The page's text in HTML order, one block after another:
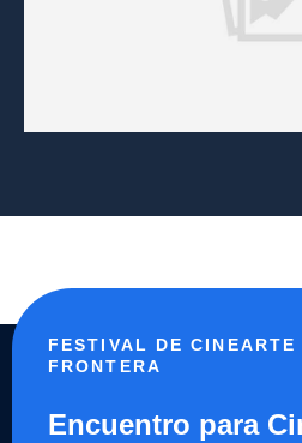
FESTIVAL DE CINEARTE
FRONTERA
Encuentro para